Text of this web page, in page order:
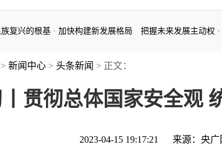
的根基·加快构建新发展格局 把握未来发展主动权·《求
的根基 · 加快构建新发展格局 把握未来发展主动权
> 新闻中心 > 头条新闻 > 正文：
贯彻总体国家安全观
2023-04-15 19:17:21 来源： 央广